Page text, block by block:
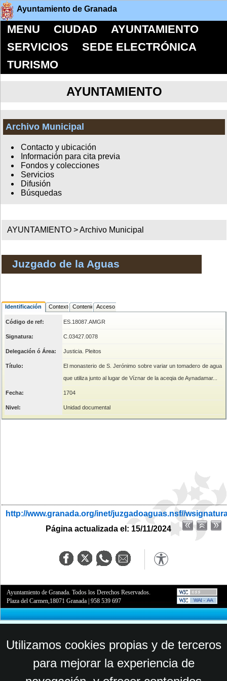
Ayuntamiento de Granada
MENU CIUDAD
AYUNTAMIENTO
SERVICIOS
SEDE ELECTRÓNICA
TURISMO
AYUNTAMIENTO
Archivo Municipal
Contacto y ubicación
Información para cita previa
Fondos y colecciones
Servicios
Difusión
Búsquedas
AYUNTAMIENTO >Archivo Municipal
Juzgado de la Aguas
Identificación Contexto ContenidoAcceso
Código de ref: ES.18087.AMGR
Signatura: C.03427.0078
Delegación ó Área: Justicia. Pleitos
Título:
El monasterio de S. Jerónimo sobre variar un tomadero de agua
que utiliza junto al lugar de Víznar de la aceqia de Aynadamar...
Fecha: 1704
Nivel: Unidad documental
http://www.granada.org/inet/juzgadoaguas.nsf//
Página actualizada el: 15/11/2024
Ayuntamiento de Granada. Todos los Derechos Reservados.
Plaza del Carmen,18071 Granada |958 539 697
Utilizamos cookies propias y de terceros
para mejorar la experiencia de